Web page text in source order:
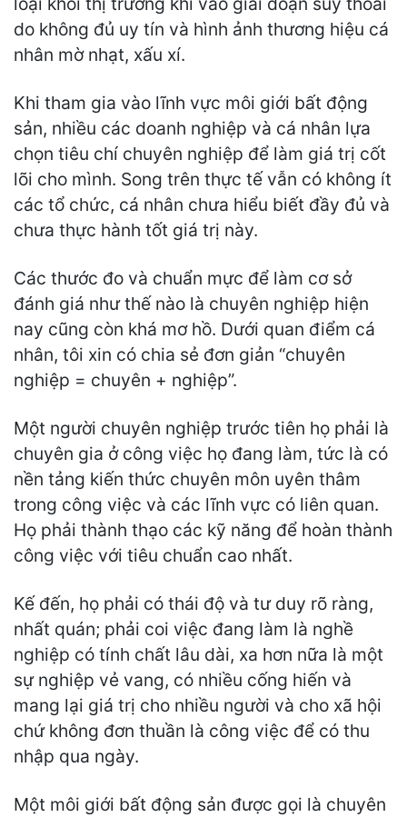
do không đủ uy tín và hình ảnh thương hiệu cá
nhân mờ nhạt, xấu xí.
Khi tham gia vào lĩnh vực môi giới bất động
sản, nhiều các doanh nghiệp và cá nhân lựa
chọn tiêu chí chuyên nghiệp để làm giá trị cốt
lõi cho mình. Song trên thực tế vẫn có không ít
các tổ chức, cá nhân chưa hiểu biết đầy đủ và
chưa thực hành tốt giá trị này.
Các thước đo và chuẩn mực để làm cơ sở
đánh giá như thế nào là chuyên nghiệp hiện
nay cũng còn khá mơ hồ. Dưới quan điểm cá
nhân, tôi xin có chia sẻ đơn giản “chuyên
nghiệp = chuyên + nghiệp”.
Một người chuyên nghiệp trước tiên họ phải là
chuyên gia ở công việc họ đang làm, tức là có
nền tảng kiến thức chuyên môn uyên thâm
trong công việc và các lĩnh vực có liên quan.
Họ phải thành thạo các kỹ năng để hoàn thành
công việc với tiêu chuẩn cao nhất.
Kế đến, họ phải có thái độ và tư duy rõ ràng,
nhất quán; phải coi việc đang làm là nghề
nghiệp có tính chất lâu dài, xa hơn nữa là một
sự nghiệp vẻ vang, có nhiều cống hiến và
mang lại giá trị cho nhiều người và cho xã hội
chứ không đơn thuần là công việc để có thu
nhập qua ngày.
Một môi giới bất động sản được gọi là chuyên